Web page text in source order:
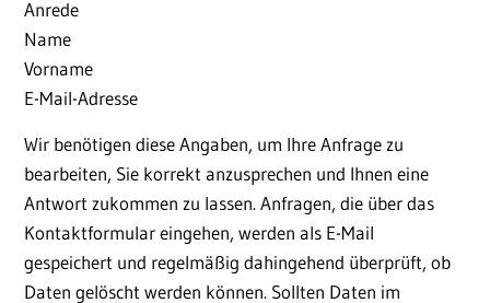
Anrede
Name
Vorname
E-Mail-Adresse
Wir benötigen diese Angaben, um Ihre Anfrage zu
bearbeiten, Sie korrekt anzusprechen und Ihnen eine
Antwort zukommen zu lassen. Anfragen, die über das
Kontaktformular eingehen, werden als E-Mail
gespeichert und regelmäßig dahingehend überprüft, ob
Daten gelöscht werden können. Sollten Daten im